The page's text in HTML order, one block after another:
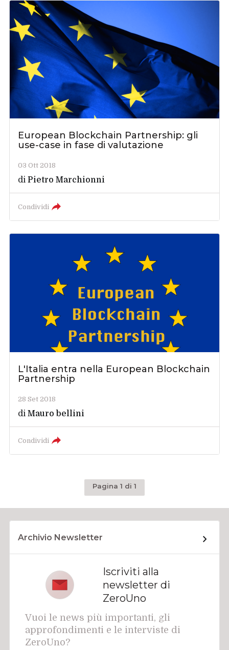
European Blockchain Partnership: gli
use-case in fase di valutazione
03 Ott 2018
diPietro Marchionni
Condividi
L'Italia entra nella European Blockchain
Partnership
28 Set 2018
diMauro bellini
Condividi
Pagina 1 di 1
Archivio Newsletter
Iscriviti alla
newsletter di
ZeroUno
Vuoi le news più importanti, gli
approfondimenti e le interviste di
ZeroUno?